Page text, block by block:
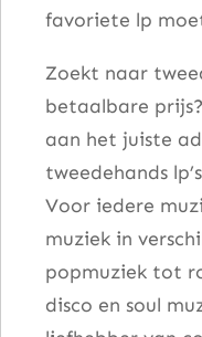
favoriete lp
Zoekt naar
betaalbare
aan het juiste
tweedehands
Voor iedere
muziek in
popmuziek tot
disco en soul